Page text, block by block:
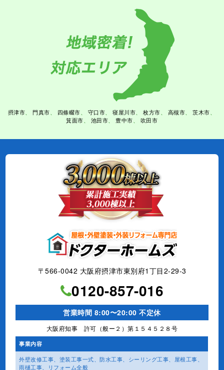
摂津市 門真市 四條畷市 守口市 寝屋川市 枚方市 高槻市
茨木市
箕面市
池田市 豊中市 吹田市
〒566-0042 大阪府摂津市東別府1丁目2-29-3
0120-857-016
営業時間 8:00〜20:00 不定休
大阪府知事 許可（般ー２）第１５４５２８号
事業内容
外壁改修工事、塗装工事⼀式、防水工事、シーリング工事、 屋根工事、
雨樋工事、
リフォーム全般